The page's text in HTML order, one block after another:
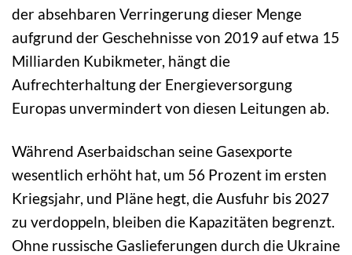
der absehbaren Verringerung dieser Menge
aufgrund der Geschehnisse von 2019 auf etwa 15
Milliarden Kubikmeter, hängt die
Aufrechterhaltung der Energieversorgung
Europas unvermindert von diesen Leitungen ab.
Während Aserbaidschan seine Gasexporte
wesentlich erhöht hat, um 56 Prozent im ersten
Kriegsjahr, und Pläne hegt, die Ausfuhr bis 2027
zu verdoppeln, bleiben die Kapazitäten begrenzt.
Ohne russische Gaslieferungen durch die Ukraine